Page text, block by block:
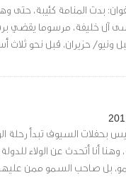
بدت المنامة كئيبة، حتى
آل خليفة، مرسوما يقضي
ونيو/ حزيران، قبل نحو ثلاث
بحفلات السيوف تبدأ رحلة
وهنا أنا أتحدث عن الولاء
بل صاحب السمو ممن عليهم أن